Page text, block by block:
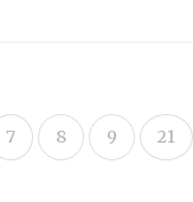
7 8 9 21